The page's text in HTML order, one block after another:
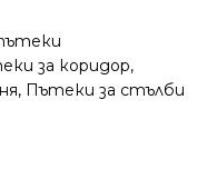
за коридор,
, Пътеки за стълби